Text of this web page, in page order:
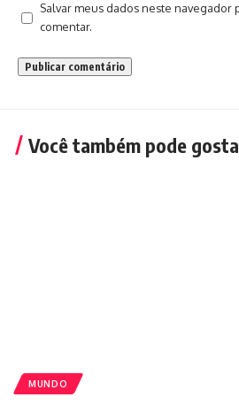
Salvar meus dados neste navegador
comentar.
Você também pode
MUNDO